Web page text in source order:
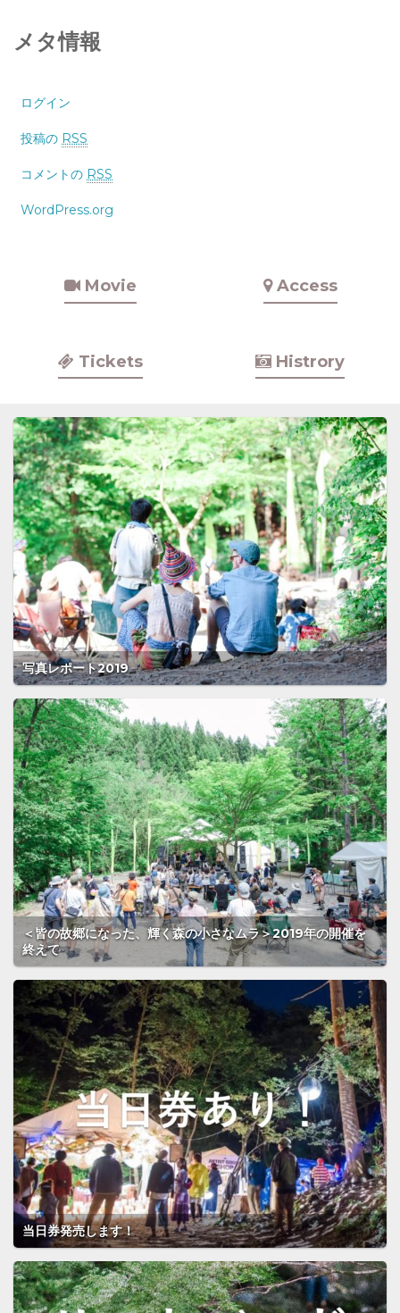
メタ情報
ログイン
投稿の RSS
コメントの RSS
WordPress.org
Movie Access
Tickets Histrory
写真レポート2019
＜皆の故郷になった、輝く森の小さなムラ＞2019年の開催を
終えて
当日券発売します！